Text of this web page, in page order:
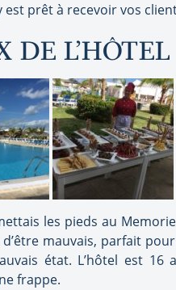
est prêt à recevoir vos
DE
les pieds au
mauvais, parfait
état. L’hôtel est
frappe.